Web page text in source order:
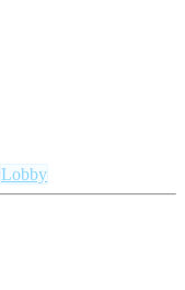
Lobby